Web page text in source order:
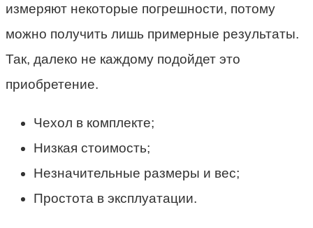
измеряют некоторые погрешности, потому
можно получить лишь примерные результаты.
Так, далеко не каждому подойдет это
приобретение.
Чехол в комплекте;
Низкая стоимость;
Незначительные размеры и вес;
Простота в эксплуатации.